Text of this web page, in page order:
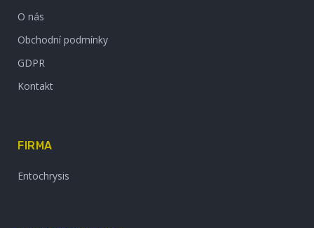
O nás
Obchodní podmínky
GDPR
Kontakt
FIRMA
Entochrysis